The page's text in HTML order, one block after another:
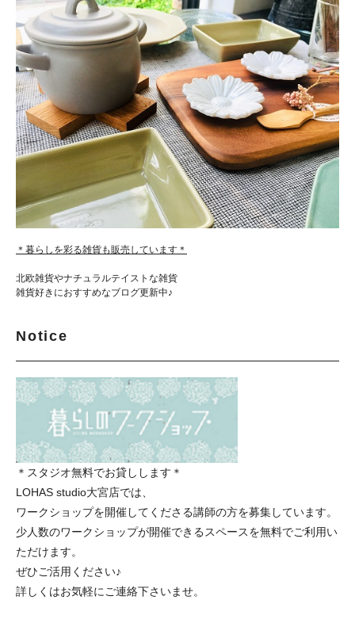
＊暮らしを彩る雑貨も販売しています＊
北欧雑貨やナチュラルテイストな雑貨
雑貨好きにおすすめなブログ更新中♪
Notice
＊スタジオ無料でお貸しします＊
LOHAS studio大宮店では、
ワークショップを開催してくださる講師の方を募集しています。
少人数のワークショップが開催できるスペースを無料でご利用い
ただけます。
ぜひご活用ください♪
詳しくはお気軽にご連絡下さいませ。